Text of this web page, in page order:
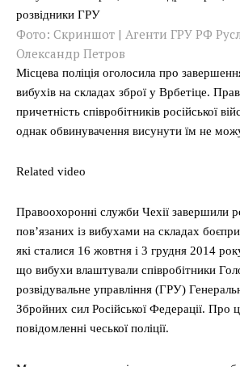
Фото: Скриншот | Агенти ГРУ РФ
Олександр Петров
Місцева поліція оголосила про
вибухів на складах зброї у Врбетіце.
причетність співробітників російської
однак обвинувачення висунути їм не
Related video
Правоохоронні служби Чехії завершили
пов’язаних із вибухами на складах
які сталися 16 жовтня і 3 грудня 2014
що вибухи влаштували співробітники
розвідувальне управління (ГРУ)
Збройних сил Російської Федерації. Про
повідомленні чеської поліції.